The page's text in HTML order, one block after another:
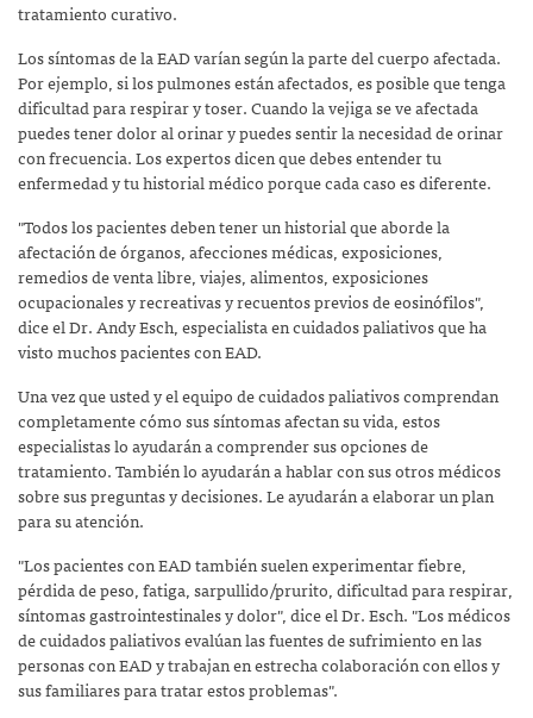
tratamiento curativo.
Los síntomas de la EAD varían según la parte del cuerpo afectada.
Por ejemplo, si los pulmones están afectados, es posible que tenga
dificultad para respirar y toser. Cuando la vejiga se ve afectada
puedes tener dolor al orinar y puedes sentir la necesidad de orinar
con frecuencia. Los expertos dicen que debes entender tu
enfermedad y tu historial médico porque cada caso es diferente.
"Todos los pacientes deben tener un historial que aborde la
afectación de órganos, afecciones médicas, exposiciones,
remedios de venta libre, viajes, alimentos, exposiciones
ocupacionales y recreativas y recuentos previos de eosinófilos",
dice el Dr. Andy Esch, especialista en cuidados paliativos que ha
visto muchos pacientes con EAD.
Una vez que usted y el equipo de cuidados paliativos comprendan
completamente cómo sus síntomas afectan su vida, estos
especialistas lo ayudarán a comprender sus opciones de
tratamiento. También lo ayudarán a hablar con sus otros médicos
sobre sus preguntas y decisiones. Le ayudarán a elaborar un plan
para su atención.
"Los pacientes con EAD también suelen experimentar fiebre,
pérdida de peso, fatiga, sarpullido/prurito, dificultad para respirar,
síntomas gastrointestinales y dolor", dice el Dr. Esch. "Los médicos
de cuidados paliativos evalúan las fuentes de sufrimiento en las
personas con EAD y trabajan en estrecha colaboración con ellos y
sus familiares para tratar estos problemas".